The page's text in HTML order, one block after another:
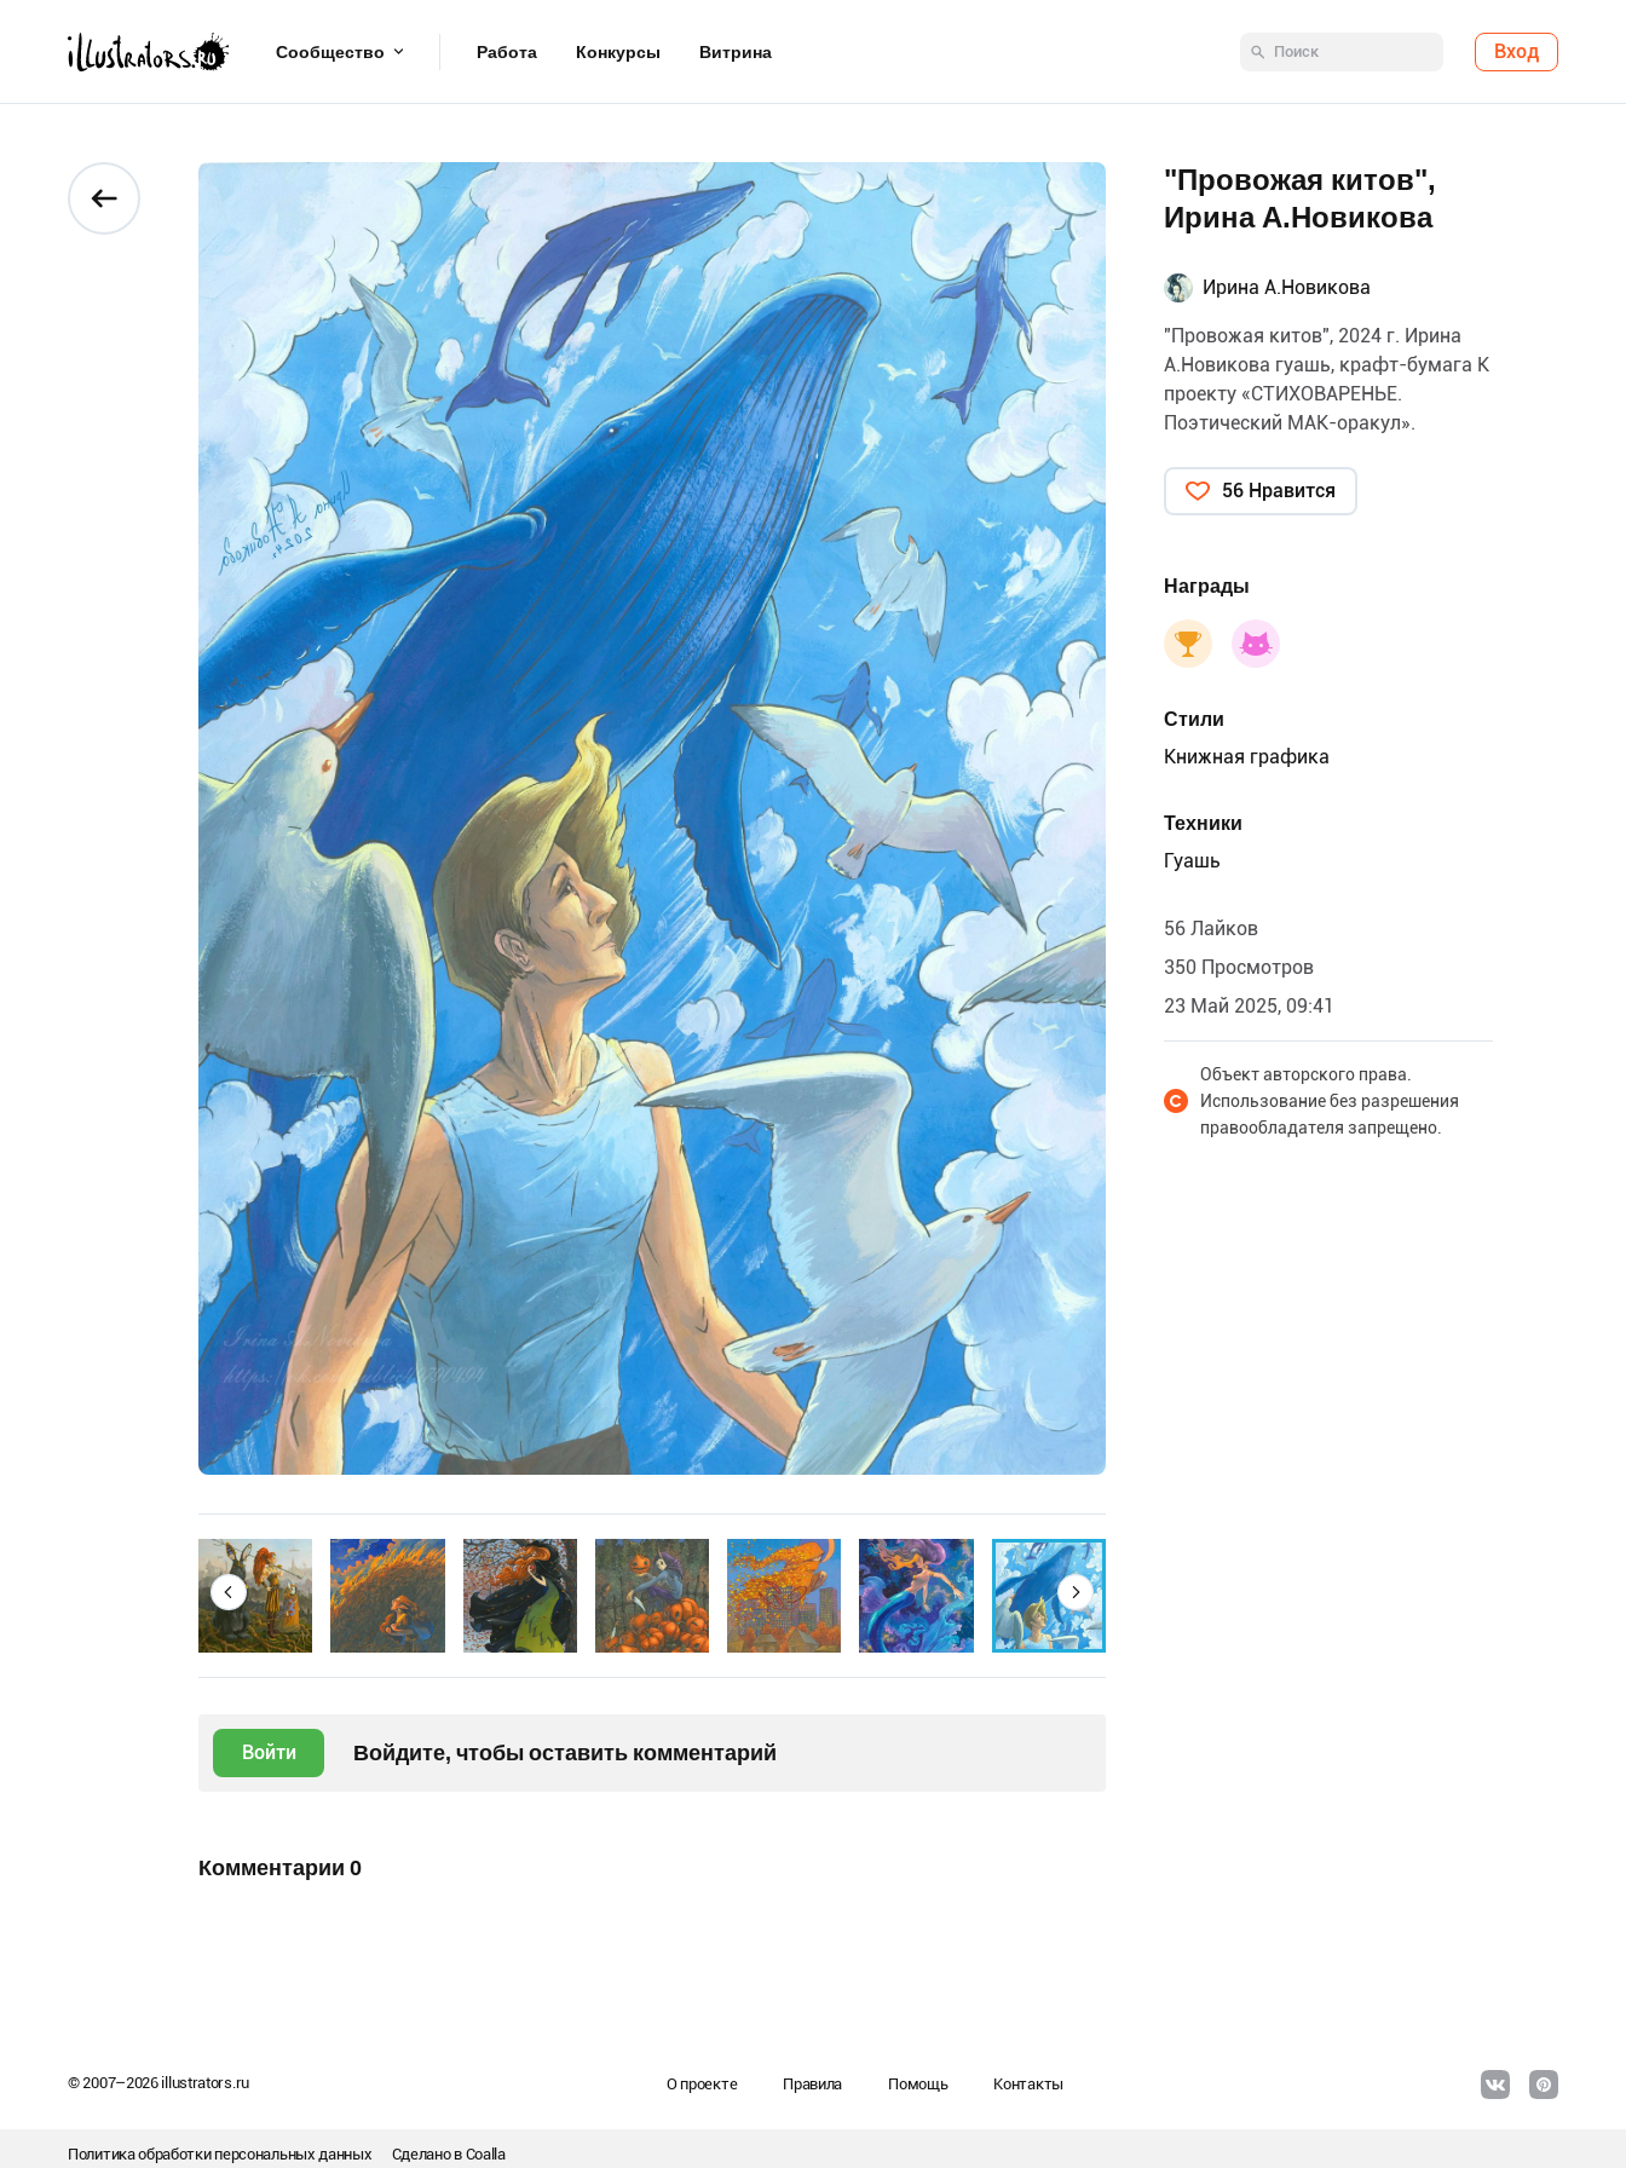
Сообщество Работа Конкурсы Витрина Вход
Войти Войдите, чтобы оставить комментарий
Комментарии 0
"Провожая китов",
Ирина А.Новикова
Ирина А.Новикова
"Провожая китов", 2024 г. Ирина
А.Новикова гуашь, крафт-бумага К
проекту «СТИХОВАРЕНЬЕ.
Поэтический МАК-оракул».
56 Нравится
Награды
Стили
Книжная графика
Техники
Гуашь
56 Лайков
350 Просмотров
23 Май 2025, 09:41
Объект авторского права.
Использование без разрешения
правообладателя запрещено.
© 2007–2026illustrators.ru О проекте Правила Помощь Контакты
Политика обработки персональных данных Сделано в Coalla